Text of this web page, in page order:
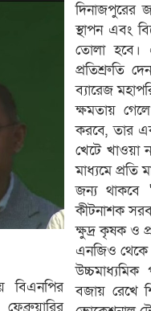
বিএনপির
দিনাজপুরের
স্থাপন এবং
তোলা হবে।
প্রতিশ্রুতি
ব্যারেজ
​ক্ষমতায়
করবে, তার
খেটে খাওয়া
মাধ্যমে প্রতি
জন্য থাকবে
কীটনাশক
ক্ষুদ্র কৃষক ও
এনজিও থেকে
উচ্চমাধ্যমিক
বজায় রেখে